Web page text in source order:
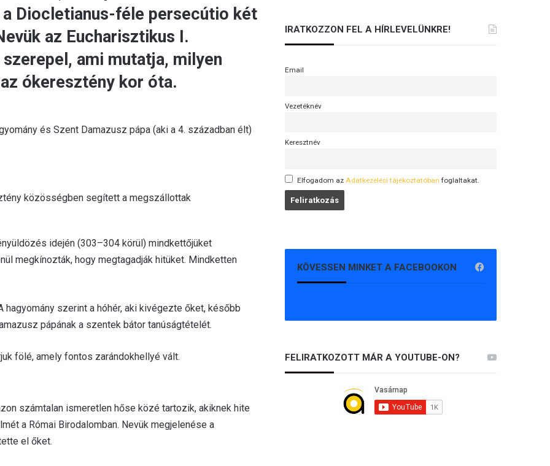
Diocletianus-féle persecútio két
az Eucharisztikus I.
szerepel, ami mutatja, milyen
ókeresztény kor óta.
és Szent Damazusz pápa (aki a 4. században élt)
közösségben segített a megszállottak
idején (303–304 körül) mindkettőjüket
megkínozták, hogy megtagadják hitüket. Mindketten
szerint a hóhér, aki kivégezte őket, később
pápának a szentek bátor tanúságtételét.
fölé, amely fontos zarándokhellyé vált.
számtalan ismeretlen hőse közé tartozik, akiknek hite
a Római Birodalomban. Nevük megjelenése a
el őket.
IRATKOZZON FEL A HÍRLEVELÜNKRE!
Email
Vezetéknév
Keresztnév
Elfogadom az Adatkezelési tájékoztatóban foglaltakat.
KÖVESSEN MINKET A FACEBOOKON
FELIRATKOZOTT MÁR A YOUTUBE-ON?